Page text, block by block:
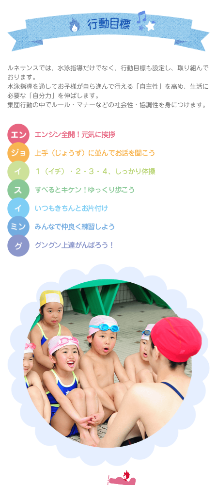
ルネサンスでは、水泳指導だけでなく、行動目標も設定し、取り組んで
おります。
水泳指導を通してお子様が自ら進んで行える「自主性」を高め、生活に
必要な「自分力」を伸ばします。
集団行動の中でルール・マナーなどの社会性・協調性を身につけます。
エンジン全開！元気に挨拶
上手（じょうず）に並んでお話を聞こう
１（イチ）・２・３・４、しっかり体操
すべるとキケン！ゆっくり歩こう
いつもきちんとお片付け
みんなで仲良く練習しよう
グングン上達がんばろう！